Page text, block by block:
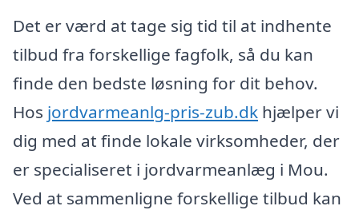
Det er værd at tage sig tid til at indhente
tilbud fra forskellige fagfolk, så du kan
finde den bedste løsning for dit behov.
Hos jordvarmeanlg-pris-zub.dk hjælper vi
dig med at finde lokale virksomheder, der
er specialiseret i jordvarmeanlæg i Mou.
Ved at sammenligne forskellige tilbud kan